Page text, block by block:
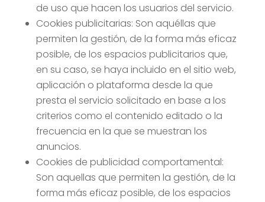
de uso que hacen los usuarios del servicio.
Cookies publicitarias: Son aquéllas que
permiten la gestión, de la forma más eficaz
posible, de los espacios publicitarios que,
en su caso, se haya incluido en el sitio web,
aplicación o plataforma desde la que
presta el servicio solicitado en base a los
criterios como el contenido editado o la
frecuencia en la que se muestran los
anuncios.
Cookies de publicidad comportamental:
Son aquellas que permiten la gestión, de la
forma más eficaz posible, de los espacios